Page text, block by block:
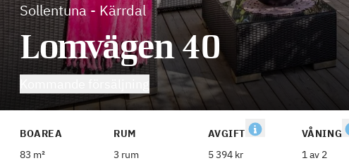
Sollentuna - Kärrdal
Lomvägen 40
BOAREA
83 m²
RUM
3 rum
AVGIFT
5 394 kr
VÅNING
1 av 2